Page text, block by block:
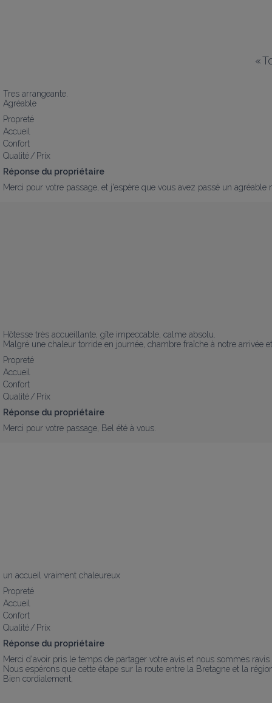
«
Tres arrangeante.
Agréable
Propreté
Accueil
Confort
Qualité / Prix
Réponse du propriétaire
Merci pour votre passage, et j'espère que vous avez passé un agréable
Hôtesse très accueillante, gîte impeccable, calme absolu.
Malgré une chaleur torride en journée, chambre fraîche à notre arrivée
Propreté
Accueil
Confort
Qualité / Prix
Réponse du propriétaire
Merci pour votre passage, Bel été à vous.
un accueil vraiment chaleureux
Propreté
Accueil
Confort
Qualité / Prix
Réponse du propriétaire
Merci d'avoir pris le temps de partager votre avis et nous sommes
Nous espérons que cette étape sur la route entre la Bretagne et la
Bien cordialement,